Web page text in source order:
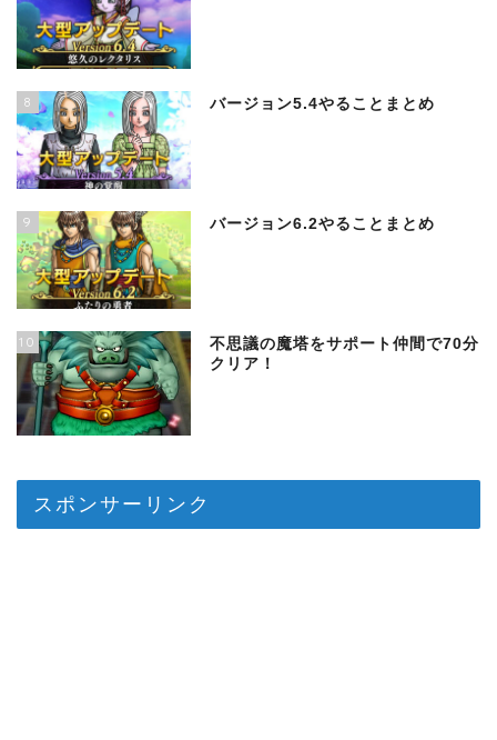
8 バージョン5.4やることまとめ
9 バージョン6.2やることまとめ
10
不思議の魔塔をサポート仲間で70分
クリア！
スポンサーリンク